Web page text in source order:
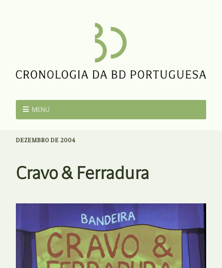
MENU
DEZEMBRO DE 2004
Cravo & Ferradura